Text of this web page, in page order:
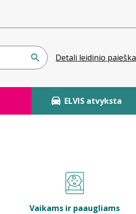
Detali leidinio paieška
ELVIS atvyksta
Vaikams ir paaugliams